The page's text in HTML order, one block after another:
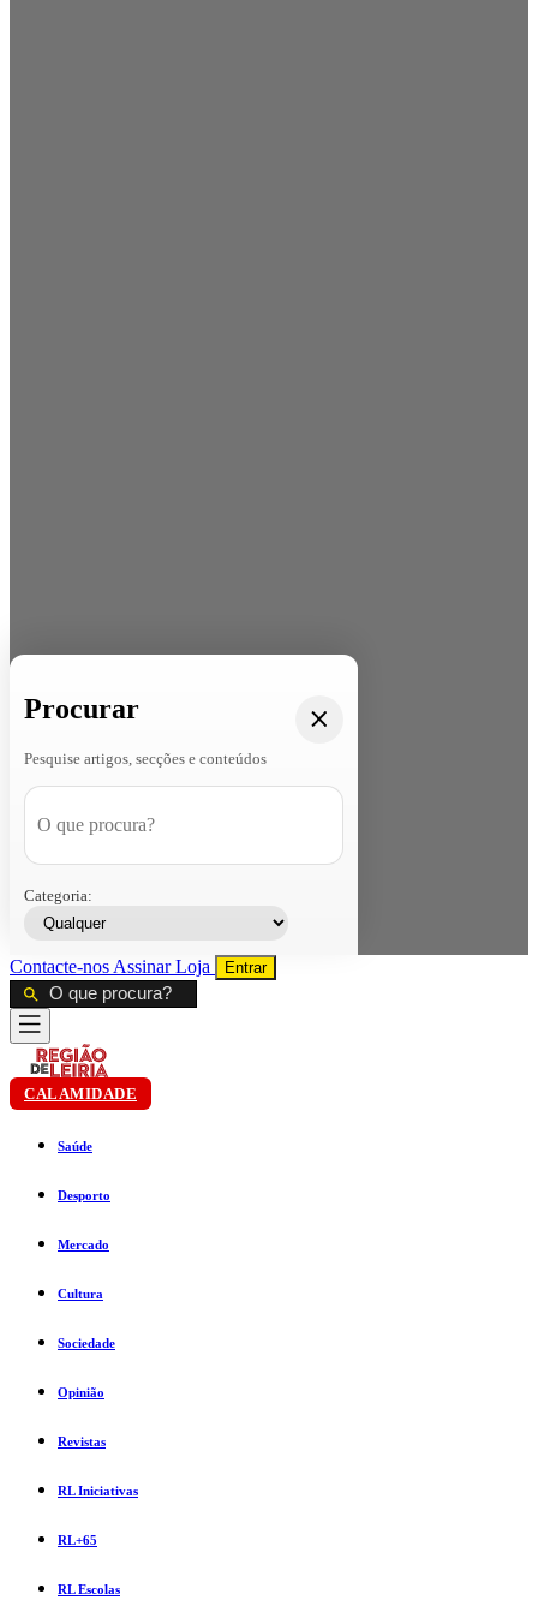
Procurar
Pesquise artigos, secções e conteúdos
Categoria:
Contacte-nos AssinarLoja Entrar
CALAMIDADE
Saúde
Desporto
Mercado
Cultura
Sociedade
Opinião
Revistas
RL Iniciativas
RL+65
RL Escolas